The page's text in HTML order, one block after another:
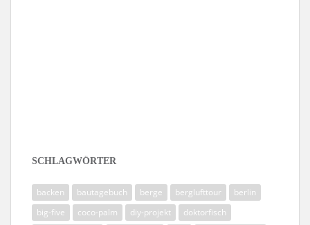
SCHLAGWÖRTER
backen bautagebuch berge berglufttour
berlin
big-five
coco-palm diy-projekt
doktorfisch